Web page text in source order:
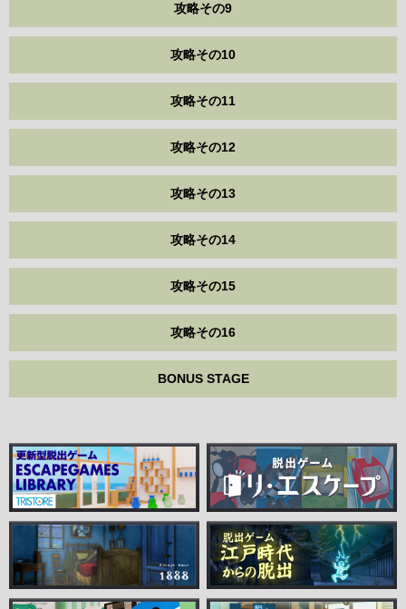
攻略その9
攻略その10
攻略その11
攻略その12
攻略その13
攻略その14
攻略その15
攻略その16
BONUS STAGE